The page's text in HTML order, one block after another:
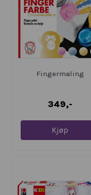
Fingermaling
349,-
Kjøp